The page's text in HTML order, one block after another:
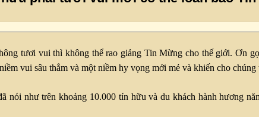
tươi vui thì không thể rao giảng Tin Mừng cho thế giới. Ơn
vui sâu thẳm và một niềm hy vọng mới mẻ và khiến cho chúng
như trên khoảng 10.000 tín hữu và du khách hành hương